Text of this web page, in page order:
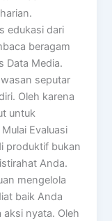
edukasi dari
beragam
Data Media.
seputar
Oleh karena
untuk
Evaluasi
produktif bukan
Anda.
mengelola
baik Anda
nyata. Oleh